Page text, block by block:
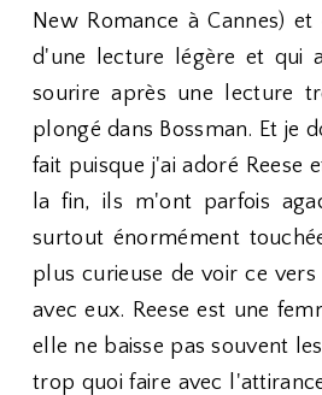
New Romance à Cannes)
d'une lecture légère et qui
sourire après une lecture
plongé dans Bossman. Et je
fait puisque j'ai adoré Reese
la fin, ils m'ont parfois
surtout énormément
plus curieuse de voir ce
avec eux. Reese est une
elle ne baisse pas souvent
trop quoi faire avec